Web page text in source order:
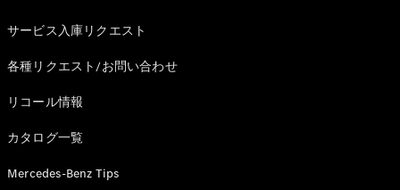
サービス入庫リクエスト
各種リクエスト/お問い合わせ
リコール情報
カタログ一覧
Mercedes-Benz Tips